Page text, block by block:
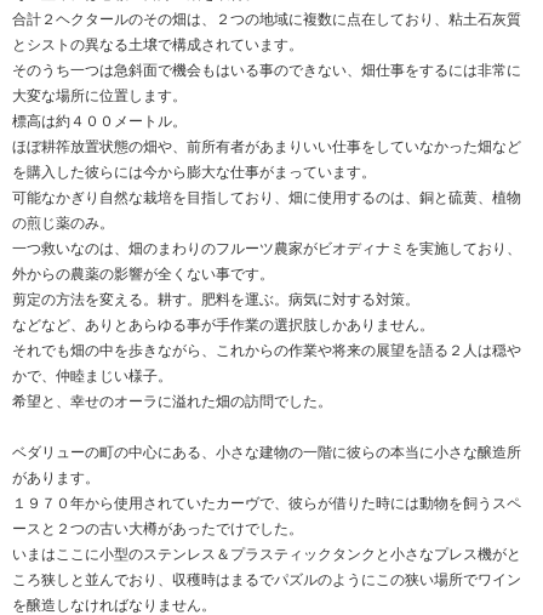
合計２ヘクタールのその畑は、２つの地域に複数に点在しており、粘土石灰質
とシストの異なる土壌で構成されています。
そのうち一つは急斜面で機会もはいる事のできない、畑仕事をするには非常に
大変な場所に位置します。
標高は約４００メートル。
ほぼ耕筰放置状態の畑や、前所有者があまりいい仕事をしていなかった畑など
を購入した彼らには今から膨大な仕事がまっています。
可能なかぎり自然な栽培を目指しており、畑に使用するのは、銅と硫黄、植物
の煎じ薬のみ。
一つ救いなのは、畑のまわりのフルーツ農家がビオディナミを実施しており、
外からの農薬の影響が全くない事です。
剪定の方法を変える。耕す。肥料を運ぶ。病気に対する対策。
などなど、ありとあらゆる事が手作業の選択肢しかありません。
それでも畑の中を歩きながら、これからの作業や将来の展望を語る２人は穏や
かで、仲睦まじい様子。
希望と、幸せのオーラに溢れた畑の訪問でした。
ベダリューの町の中心にある、小さな建物の一階に彼らの本当に小さな醸造所
があります。
１９７０年から使用されていたカーヴで、彼らが借りた時には動物を飼うスペ
ースと２つの古い大樽があったでけでした。
いまはここに小型のステンレス＆プラスティックタンクと小さなプレス機がと
ころ狭しと並んでおり、収穫時はまるでパズルのようにこの狭い場所でワイン
を醸造しなければなりません。